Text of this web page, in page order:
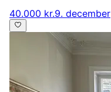
40.000 kr.9. december